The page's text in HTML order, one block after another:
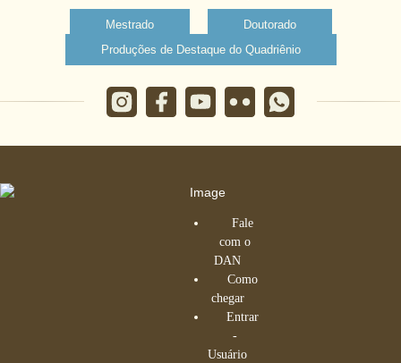
Mestrado
Doutorado
Produções de Destaque do Quadriênio
Fale
com o
DAN
Como
chegar
Entrar
-
Usuário